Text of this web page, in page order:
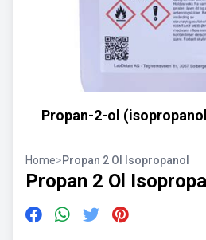
Propan-2-ol
Home>Propan 2 Ol Isopropanol
Propan 2 Ol